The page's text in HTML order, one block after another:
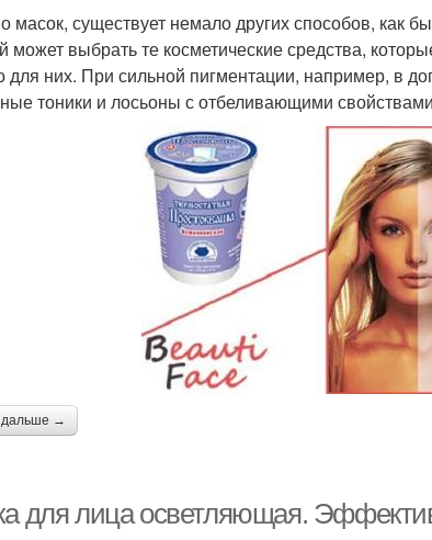
масок, существует немало других способов, как
может выбрать те косметические средства,
для них. При сильной пигментации, например, в
тоники и лосьоны с отбеливающими
дальше →
для лица осветляющая.